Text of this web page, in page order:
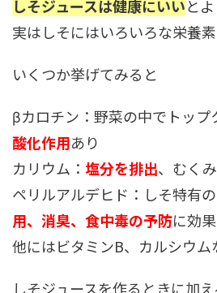
しそジュースは健康にいいと
実はしそにはいろいろな栄養素
いくつか挙げてみると
βカロチン：野菜の中でトップ
酸化作用あり
カリウム： 塩分を排出、むく
ペリルアルデヒド：しそ特有の
用、消臭、食中毒の予防に効
他にはビタミンB、カルシウム
しそジュースを作るときに加